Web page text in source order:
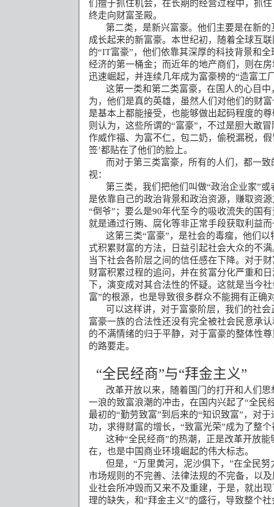
们擅于抓住机会，在长期的经营过程中，抓
终走向财富圣殿。
第二类，是新兴富豪。他们主要是在新
成长起来的新富豪。本世纪初，随着全球互
的“IT富豪”，他们依靠其深厚的科技背景和
经济的第一桶金；而近年的地产商们，则在
迅速崛起，并连续几年成为富豪榜的“造富工
这第一类和第二类富豪，在国人的心目
为，他们是真的英雄，虽然人们对他们的财
是基本上都能接受，也能够做出起码程度的
则认为，这些所谓的“富豪”，不过是胆大敢
作威作福、为富不仁，包二奶，偷税漏税，
签’都贴在了他们的脸上。
而对于第三类富豪，所有的人们，都一
视：
第三类，我们把他们叫做“政治企业家”
是依靠自己的政治背景和政治资源，赚取资
“倒爷”；要么是90年代至今的吸收流失的国
就是通过行贿、腐化等非正常手段获取利益
这第三类“富豪”，是社会的毒瘤，他们
式积累财富的方法，日益引起社会大众的不
当下社会各阶层之间的信任感在下降。对于
财富积累过程的追问，并在贫富分化严重和
下，演变成对其合法性的怀疑。这就是当今
富”的根源，也是导致很多群众不能拥有正确
可以这样讲，对于富豪阶层，我们的社
富豪一族的合法性还没有完全被社会民意承
的不满情绪的归于平静，对于富豪的整体性
的路要走。
“全民经商”与“拜金主义”
改革开放以来，随着国门的打开和人们
一浪的致富浪潮的冲击，在国内兴起了“全民
最初的“勤劳致富”到后来的“知识致富”，对
功，求得财富的增长，“致富光荣”成为了整
这种“全民经商”的热潮，正是改革开放
在，也是中国商业环境崛起的伟大标志。
但是，“万里黄河，泥沙俱下，”在全民
市场规则的不完善、法律法规的不完备，以
业社会所冲毁而又来不及重建，于是，就出
理的缺失，和“拜金主义”的盛行，导致整个